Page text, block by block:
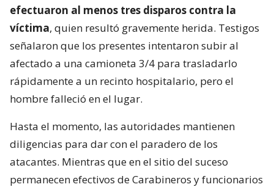
efectuaron al menos tres disparos contra la
víctima, quien resultó gravemente herida. Testigos
señalaron que los presentes intentaron subir al
afectado a una camioneta 3/4 para trasladarlo
rápidamente a un recinto hospitalario, pero el
hombre falleció en el lugar.
Hasta el momento, las autoridades mantienen
diligencias para dar con el paradero de los
atacantes. Mientras que en el sitio del suceso
permanecen efectivos de Carabineros y funcionarios